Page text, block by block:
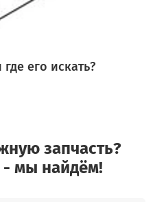
его искать?
запчасть?
мы найдём!